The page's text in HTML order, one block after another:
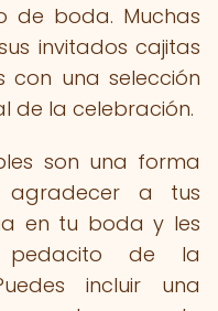
de boda. Muchas
invitados cajitas
con una selección
de la celebración.
son una forma
a tus
en tu boda y les
pedacito de la
incluir una